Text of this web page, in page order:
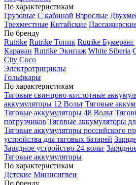
По характеристикам
Грузовые С кабиной Взрослые
Трехместные Китайские
По бренду
Rutrike Rutrike Топик Rutrike Бумеранг
Караван Rutrike Экипаж White Siberia
City Coco
Электротрициклы
Гольфкары
По характеристикам
Тяговые свинцово-кислотные
аккумуляторы 12 Вольт Тяговые
Тяговые аккумуляторы 48 Вольт
погрузчиков Тяговые аккумуляторы
Тяговые аккумуляторы российского
устройства для тяговых батарей
Зарядное устройство 24 вольт
Тяговые аккумуляторы
По характеристикам
Детские Минисигвеи
По бренду